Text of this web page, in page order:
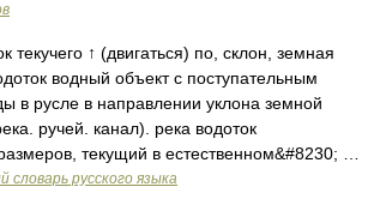
↑ (двигаться) по, склон, земная
водный объект с поступательным
в русле в направлении уклона земной
ручей. канал). река водоток
текущий в естественном&#8230; …
словарь русского языка